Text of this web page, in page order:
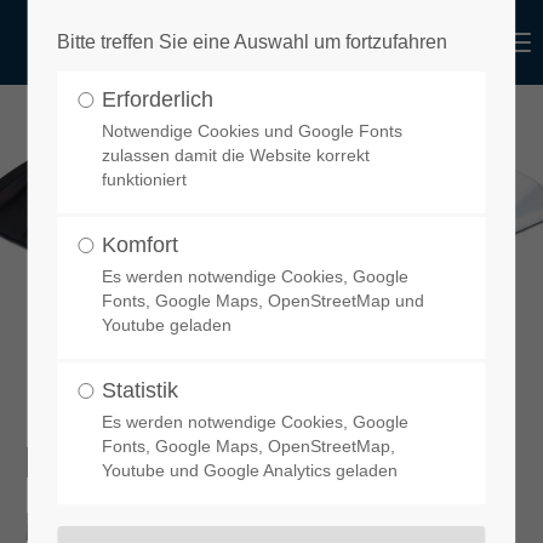
Benutzername
Passwort
Register|Lost your password?
functional
DOWNLOADS
Montageanleitung Dachspoiler
Bitte treffen Sie eine Auswahl um fortzufahren
Erforderlich
Notwendige Cookies und Google Fonts
zulassen damit die Website korrekt
funktioniert
Komfort
Es werden notwendige Cookies, Google
Fonts, Google Maps, OpenStreetMap und
Youtube geladen
Statistik
Es werden notwendige Cookies, Google
Fonts, Google Maps, OpenStreetMap,
Youtube und Google Analytics geladen